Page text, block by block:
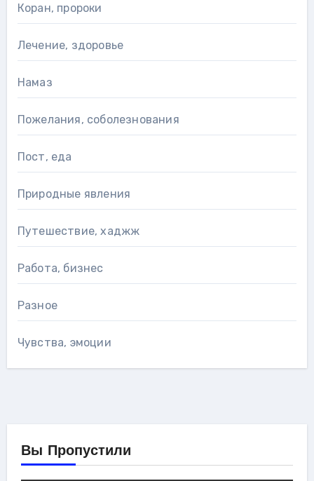
Коран, пророки
Лечение, здоровье
Намаз
Пожелания, соболезнования
Пост, еда
Природные явления
Путешествие, хаджж
Работа, бизнес
Разное
Чувства, эмоции
Вы Пропустили